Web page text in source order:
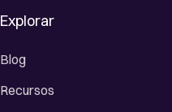
Explorar
Blog
Recursos